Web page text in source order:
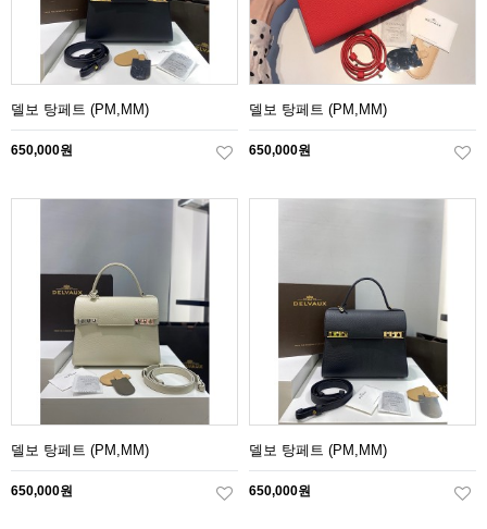
델보 탕페트 (PM,MM)
650,000원
델보 탕페트 (PM,MM)
650,000원
델보 탕페트 (PM,MM)
650,000원
델보 탕페트 (PM,MM)
650,000원